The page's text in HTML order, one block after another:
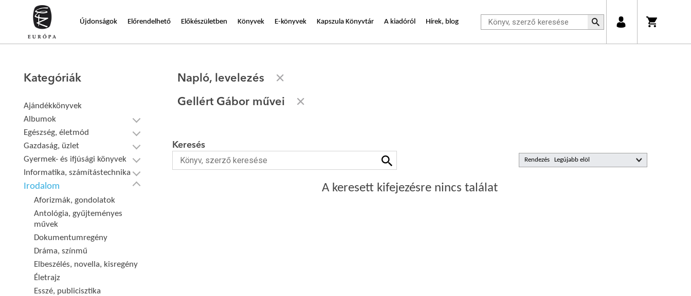
Újdonságok Előrendelhető Előkészületben Könyvek E-könyvek Kapszula Könyvtár A kiadóról Hírek, blog
Kategóriák
Ajándékkönyvek
Albumok
Egészség, életmód
Gazdaság, üzlet
Gyermek- és ifjúsági könyvek
Informatika, számítástechnika
Irodalom
Aforizmák, gondolatok
Antológia, gyűjteményes
művek
Dokumentumregény
Dráma, színmű
Elbeszélés, novella, kisregény
Életrajz
Esszé, publicisztika
Napló, levelezés
Gellért Gábor művei
Rendezés
Keresés
A keresett kifejezésre nincs találat